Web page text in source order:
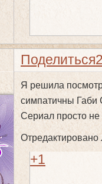
Поделиться
Я решила
симпатичны Габи
Сериал просто не
+1